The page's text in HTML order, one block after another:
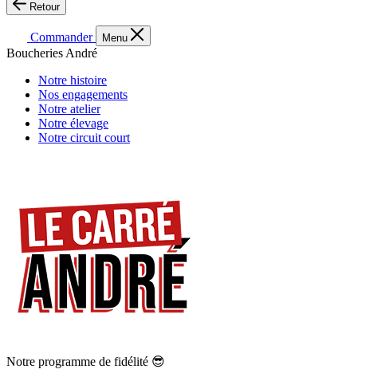
Retour
Commander Menu
Boucheries André
Notre histoire
Nos engagements
Notre atelier
Notre élevage
Notre circuit court
Notre programme de fidélité 😎